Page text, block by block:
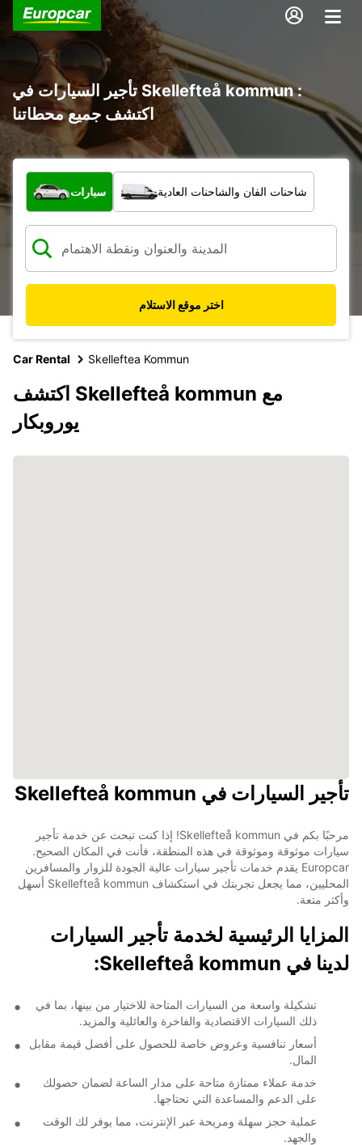
تأجير السيارات في Skellefteå kommun :
اكتشف جميع محطاتنا
ما نوع المركبة؟
سيارات شاحنات الفان والشاحنات العادية
اختر موقع الاستلام
Car Rental Skelleftea Kommun
اكتشف Skellefteå kommun مع
يوروبكار
تأجير السيارات في Skellefteå kommun
مرحبًا بكم في Skellefteå kommun! إذا كنت تبحث عن خدمة تأجير
سيارات موثوقة وموثوقة في هذه المنطقة، فأنت في المكان الصحيح.
Europcar يقدم خدمات تأجير سيارات عالية الجودة للزوار والمسافرين
المحليين، مما يجعل تجربتك في استكشاف Skellefteå kommun أسهل
وأكثر متعة.
المزايا الرئيسية لخدمة تأجير السيارات
لدينا في Skellefteå kommun:
تشكيلة واسعة من السيارات المتاحة للاختيار من بينها، بما في
ذلك السيارات الاقتصادية والفاخرة والعائلية والمزيد.
أسعار تنافسية وعروض خاصة للحصول على أفضل قيمة مقابل
المال.
خدمة عملاء ممتازة متاحة على مدار الساعة لضمان حصولك
على الدعم والمساعدة التي تحتاجها.
عملية حجز سهلة ومريحة عبر الإنترنت، مما يوفر لك الوقت
والجهد.